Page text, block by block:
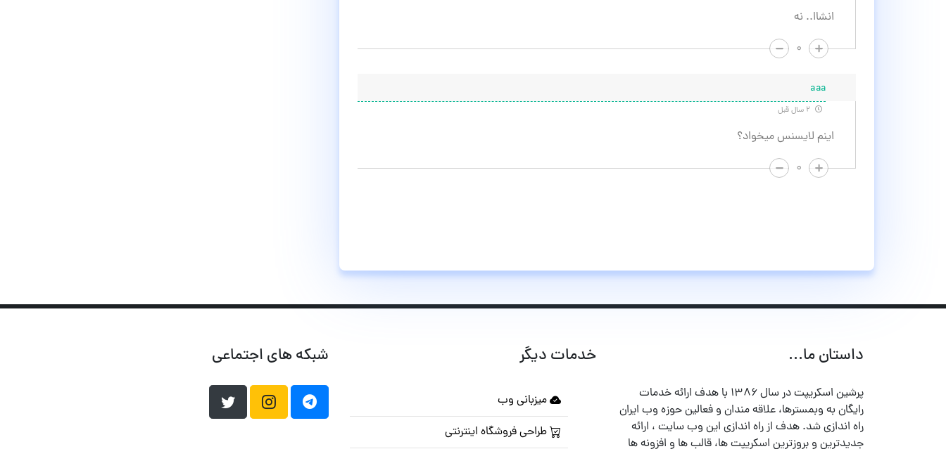
انشاا.. نه
۰
aaa
اینم لایسنس میخواد؟
۰
داستان ما...
پرشین اسکریپت در سال ۱۳۸۶ با هدف ارائه خدمات
رایگان به وبمسترها، علاقه مندان و فعالین حوزه وب ایران
راه اندازی شد. هدف از راه اندازی این وب سایت ، ارائه
جدیدترین و بروزترین اسکریپت ها، قالب ها و افزونه ها
خدمات دیگر
میزبانی وب
طراحی فروشگاه اینترنتی
شبکه های اجتماعی